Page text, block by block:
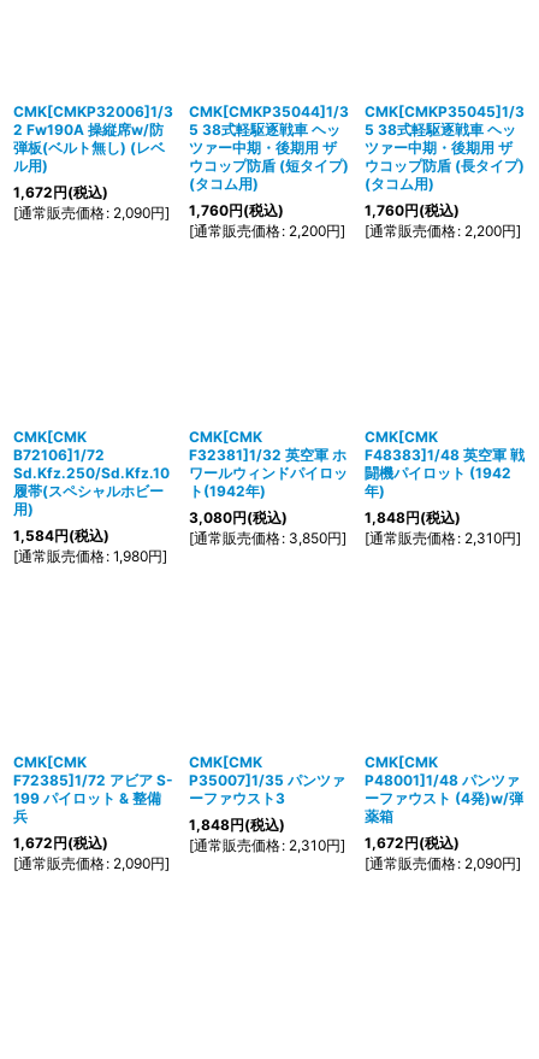
CMK[CMKP32006]1/3
2 Fw190A 操縦席w/防
弾板(ベルト無し) (レベ
ル用)
1,672円(税込)
[通常販売価格: 2,090円]
CMK[CMKP35044]1/3
5 38式軽駆逐戦車 ヘッ
ツァー中期・後期用 ザ
ウコップ防盾 (短タイプ)
(タコム用)
1,760円(税込)
[通常販売価格: 2,200円]
CMK[CMKP35045]1/3
5 38式軽駆逐戦車 ヘッ
ツァー中期・後期用 ザ
ウコップ防盾 (長タイプ)
(タコム用)
1,760円(税込)
[通常販売価格: 2,200円]
CMK[CMK
B72106]1/72
Sd.Kfz.250/Sd.Kfz.10
履帯(スペシャルホビー
用)
1,584円(税込)
[通常販売価格: 1,980円]
CMK[CMK
F32381]1/32 英空軍 ホ
ワールウィンドパイロッ
ト(1942年)
3,080円(税込)
[通常販売価格: 3,850円]
CMK[CMK
F48383]1/48 英空軍 戦
闘機パイロット (1942
年)
1,848円(税込)
[通常販売価格: 2,310円]
CMK[CMK
F72385]1/72 アビア S-
199 パイロット & 整備
兵
1,672円(税込)
[通常販売価格: 2,090円]
CMK[CMK
P35007]1/35 パンツァ
ーファウスト3
1,848円(税込)
[通常販売価格: 2,310円]
CMK[CMK
P48001]1/48 パンツァ
ーファウスト (4発)w/弾
薬箱
1,672円(税込)
[通常販売価格: 2,090円]